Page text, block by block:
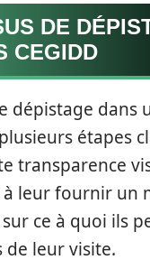
DE
CEGIDD
dépistage dans
étapes
transparence
à leur fournir un
ce à quoi ils
de leur visite.